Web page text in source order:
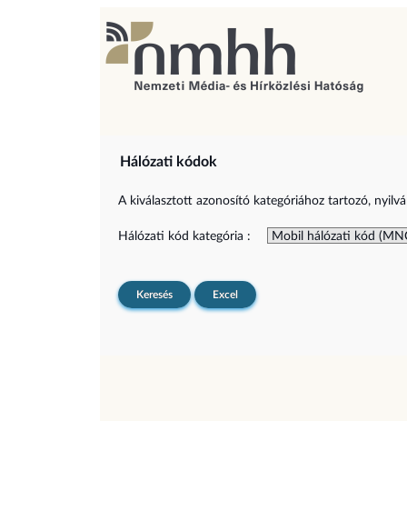
Hálózati kódok
A kiválasztott azonosító kategóriához tartozó,
Hálózati kód kategória :
Keresés Excel